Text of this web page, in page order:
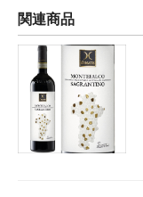
関連商品